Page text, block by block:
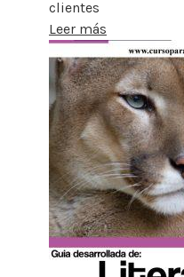
clientes
Leer más